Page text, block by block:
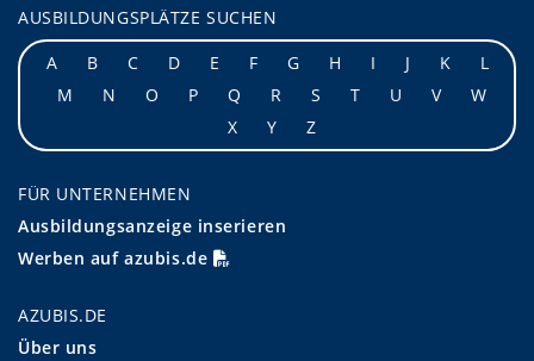
AUSBILDUNGSPLÄTZE SUCHEN
A
B C D E F G H I J K
L
M
N O P Q R S T U V
W
X
Y Z
FÜR UNTERNEHMEN
Ausbildungsanzeige inserieren
Werben auf azubis.de
AZUBIS.DE
Über uns